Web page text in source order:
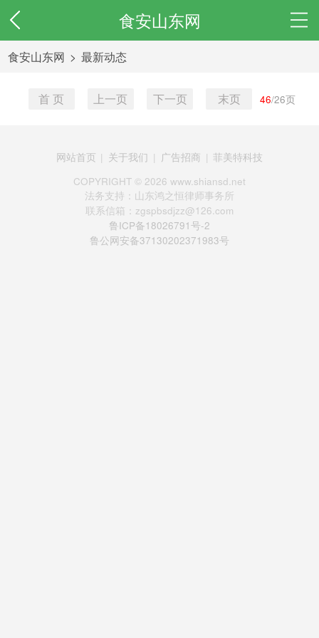
食安山东网
食安山东网 > 最新动态
首 页 上一页 下一页 末页 46/26页
网站首页 | 关于我们 | 广告招商 | 菲美特科技
COPYRIGHT © 2026 www.shiansd.net
法务支持：山东鸿之恒律师事务所
联系信箱：zgspbsdjzz@126.com
鲁ICP备18026791号-2
鲁公网安备37130202371983号